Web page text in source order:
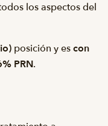
los aspectos del
posición y escon
PRN.